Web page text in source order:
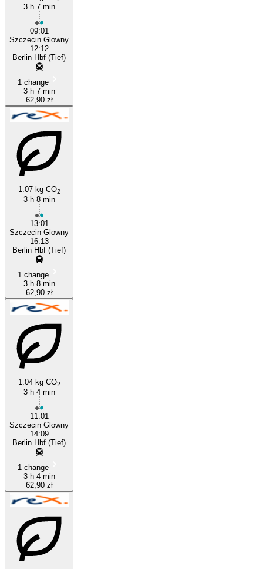
3 h 7 min
09:01
Szczecin Glowny
12:12
Berlin Hbf (Tief)
1 change
3 h 7 min
62,90 zł
1.07 kg CO2
3 h 8 min
13:01
Szczecin Glowny
16:13
Berlin Hbf (Tief)
1 change
3 h 8 min
62,90 zł
1.04 kg CO2
3 h 4 min
11:01
Szczecin Glowny
14:09
Berlin Hbf (Tief)
1 change
3 h 4 min
62,90 zł